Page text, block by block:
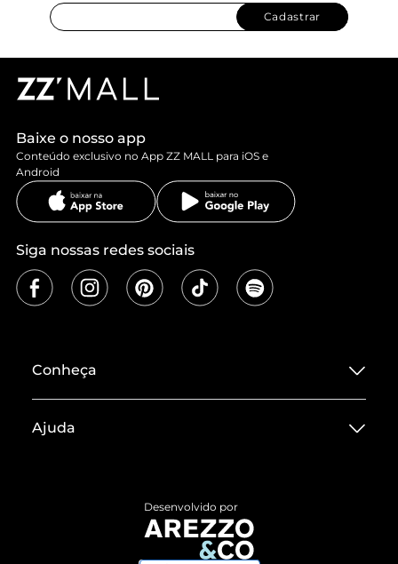
Cadastrar
Baixe o nosso app
Conteúdo exclusivo no App ZZ MALL para iOS e
Android
Siga nossas redes sociais
Conheça
Termos de Uso
ZZ MALL é confiável
Ajuda
Devolução do Produto
Desenvolvido por